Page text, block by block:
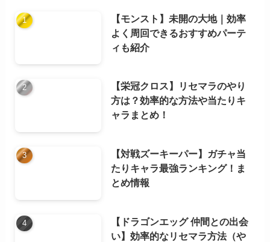
【モンスト】未開の大地｜効率
よく周回できるおすすめパーテ
ィも紹介
【栄冠クロス】リセマラのやり
方は？効率的な方法や当たりキ
ャラまとめ！
【対戦ズーキーパー】ガチャ当
たりキャラ最強ランキング！ま
とめ情報
【ドラゴンエッグ 仲間との出会
い】効率的なリセマラ方法（や